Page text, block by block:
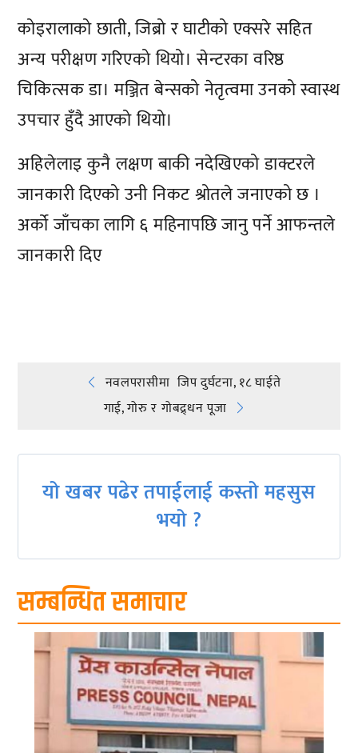
कोइरालाको छाती, जिब्रो र घाटीको एक्सरे सहित
अन्य परीक्षण गरिएको थियो। सेन्टरका वरिष्ठ
चिकित्सक डा। मञ्जित बेन्सको नेतृत्वमा उनको स्वास्थ
उपचार हुँदै आएको थियो।
अहिलेलाइ कुनै लक्षण बाकी नदेखिएको डाक्टरले
जानकारी दिएको उनी निकट श्रोतले जनाएको छ ।
अर्को जाँचका लागि ६ महिनापछि जानु पर्ने आफन्तले
जानकारी दिए
Post
navigation
नवलपरासीमा जिप दुर्घटना, १८ घाईते
गाई, गोरु र गोबद्र्धन पूजा
यो खबर पढेर तपाईलाई कस्तो महसुस
भयो ?
सम्बन्धित समाचार